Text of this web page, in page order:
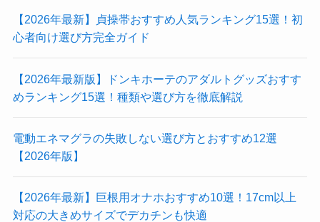
【2026年最新】貞操帯おすすめ人気ランキング15選！初
心者向け選び方完全ガイド
【2026年最新版】ドンキホーテのアダルトグッズおすす
めランキング15選！種類や選び方を徹底解説
電動エネマグラの失敗しない選び方とおすすめ12選
【2026年版】
【2026年最新】巨根用オナホおすすめ10選！17cm以上
対応の大きめサイズでデカチンも快適